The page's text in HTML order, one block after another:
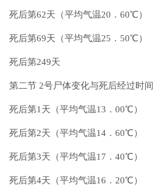
死后第62天（平均气温20．60℃）
死后第69天（平均气温25．50℃）
死后第249天
第二节 2号尸体变化与死后经过时间
死后第1天（平均气温13．00℃）
死后第2天（平均气温14．60℃）
死后第3天（平均气温17．40℃）
死后第4天（平均气温16．20℃）